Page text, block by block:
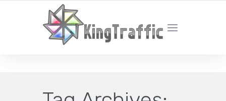
YOUR LOCAL DIGITAL MARKETING AGENCY